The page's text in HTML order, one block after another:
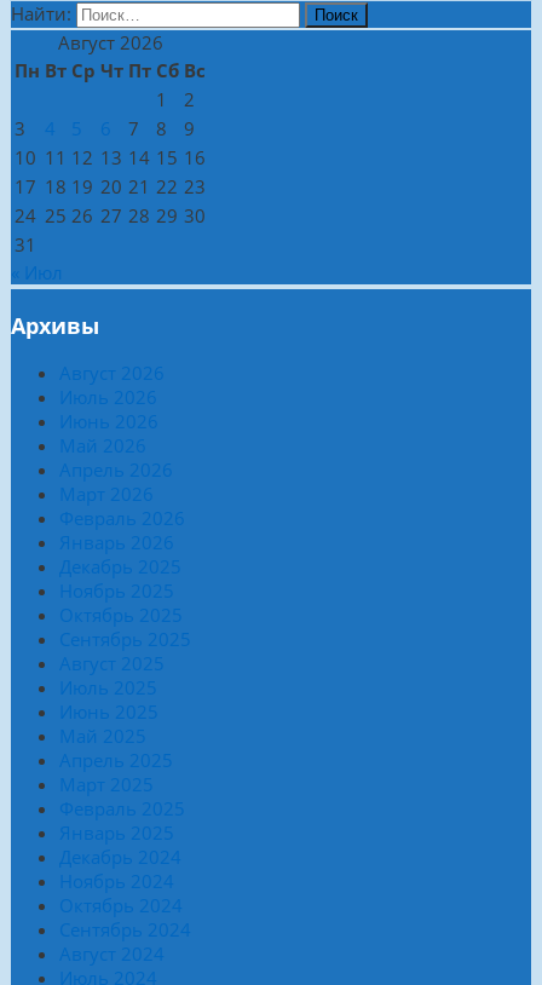
Найти:
Август 2026
Пн Вт Ср Чт Пт Сб Вс
1
2
3
4 5 6 7 8
9
10 11 12 13 14 15 16
17 18 19 20 21 22 23
24 25 26 27 28 29 30
31
« Июл
Архивы
Август 2026
Июль 2026
Июнь 2026
Май 2026
Апрель 2026
Март 2026
Февраль 2026
Январь 2026
Декабрь 2025
Ноябрь 2025
Октябрь 2025
Сентябрь 2025
Август 2025
Июль 2025
Июнь 2025
Май 2025
Апрель 2025
Март 2025
Февраль 2025
Январь 2025
Декабрь 2024
Ноябрь 2024
Октябрь 2024
Сентябрь 2024
Август 2024
Июль 2024